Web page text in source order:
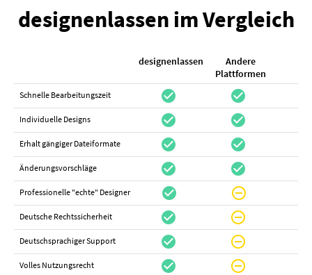
designenlassen im Vergleich
designenlassen
Andere
Plattformen
Schnelle Bearbeitungszeit check_circle check_circle
Individuelle Designs check_circle check_circle
Erhalt gängiger Dateiformate check_circle check_circle
Änderungsvorschläge check_circle check_circle
Professionelle "echte" Designer check_circle do_not_disturb_on
Deutsche Rechtssicherheit check_circle do_not_disturb_on
Deutschsprachiger Support check_circle do_not_disturb_on
Volles Nutzungsrecht check_circle do_not_disturb_on